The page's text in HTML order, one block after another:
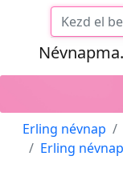
Erling névnap
Erling